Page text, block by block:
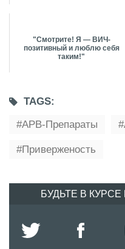
"Смотрите! Я — ВИЧ-
позитивный и люблю себя
таким!"
TAGS:
АРВ-Препараты
Приверженость
БУДЬТЕ В